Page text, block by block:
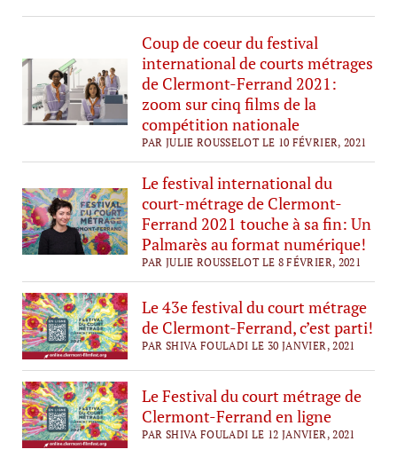
Coup de coeur du festival
international de courts métrages
de Clermont-Ferrand 2021:
zoom sur cinq films de la
compétition nationale
PAR JULIE ROUSSELOT LE 10 FÉVRIER, 2021
Le festival international du
court-métrage de Clermont-
Ferrand 2021 touche à sa fin: Un
Palmarès au format numérique!
PAR JULIE ROUSSELOT LE 8 FÉVRIER, 2021
Le 43e festival du court métrage
de Clermont-Ferrand, c’est parti!
PAR SHIVA FOULADI LE 30 JANVIER, 2021
Le Festival du court métrage de
Clermont-Ferrand en ligne
PAR SHIVA FOULADI LE 12 JANVIER, 2021